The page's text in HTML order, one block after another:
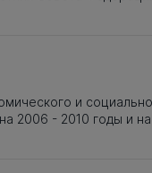
и
2006 - 2010 годы и